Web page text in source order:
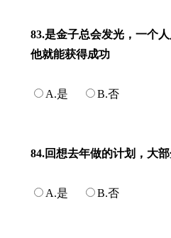
83.是金子总会发光，一个
他就能获得成功
A.是 B.否
84.回想去年做的计划，大
A.是 B.否